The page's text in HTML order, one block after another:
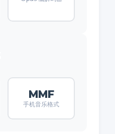
MMF
手机音乐格式